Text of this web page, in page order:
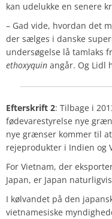
kan udelukke en senere
– Gad vide, hvordan det
der sælges i danske
undersøgelse lå tamlaks
ethoxyquin angår. Og Lidl
Efterskrift 2: Tilbage i
fødevarestyrelse nye
nye grænser kommer til
rejeprodukter i Indien og
For Vietnam, der
Japan, er Japan
I kølvandet på den
vietnamesiske